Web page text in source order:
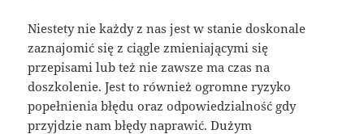
Niestety nie każdy z nas jest w stanie doskonale
zaznajomić się z ciągle zmieniającymi się
przepisami lub też nie zawsze ma czas na
doszkolenie. Jest to również ogromne ryzyko
popełnienia błędu oraz odpowiedzialność gdy
przyjdzie nam błędy naprawić. Dużym